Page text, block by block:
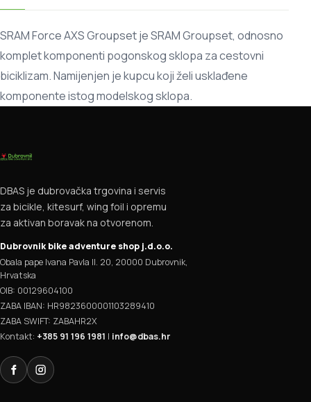
SRAM Force AXS Groupset je SRAM Groupset, odnosno
komplet komponenti pogonskog sklopa za cestovni
biciklizam. Namijenjen je kupcu koji želi usklađene
komponente istog modelskog sklopa.
DBAS je dubrovačka trgovina i servis
za bicikle, kitesurf, wing foil i opremu
za aktivan boravak na otvorenom.
Dubrovnik bike adventure shop j.d.o.o.
Obala pape Ivana Pavla II. 20, 20000 Dubrovnik,
Hrvatska
OIB: 00129604100
ZABA IBAN: HR9823600001103289410
ZABA SWIFT: ZABAHR2X
Kontakt: +385 91 196 1981 | info@dbas.hr
FacebookInstagram